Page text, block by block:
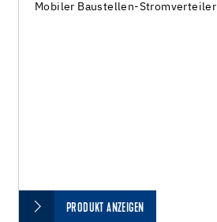
Mobiler Baustellen-Stromverteiler
PRODUKT ANZEIGEN